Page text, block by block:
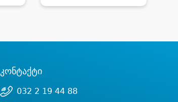
კონტაქტი
032 2 19 44 88